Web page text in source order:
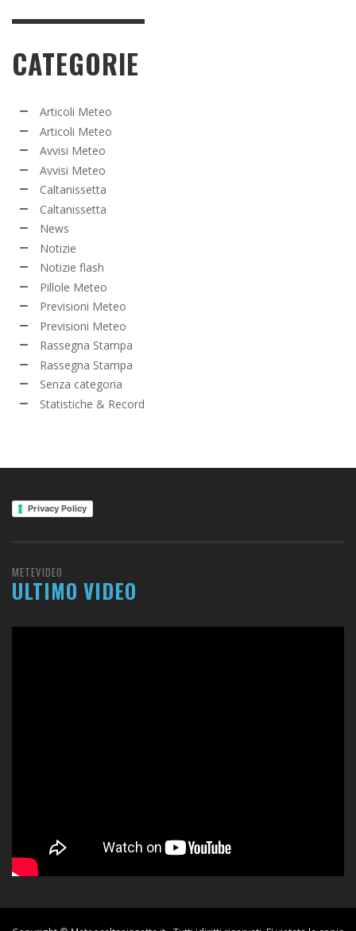
CATEGORIE
Articoli Meteo
Articoli Meteo
Avvisi Meteo
Avvisi Meteo
Caltanissetta
Caltanissetta
News
Notizie
Notizie flash
Pillole Meteo
Previsioni Meteo
Previsioni Meteo
Rassegna Stampa
Rassegna Stampa
Senza categoria
Statistiche & Record
Privacy Policy
METEVIDEO
ULTIMO VIDEO